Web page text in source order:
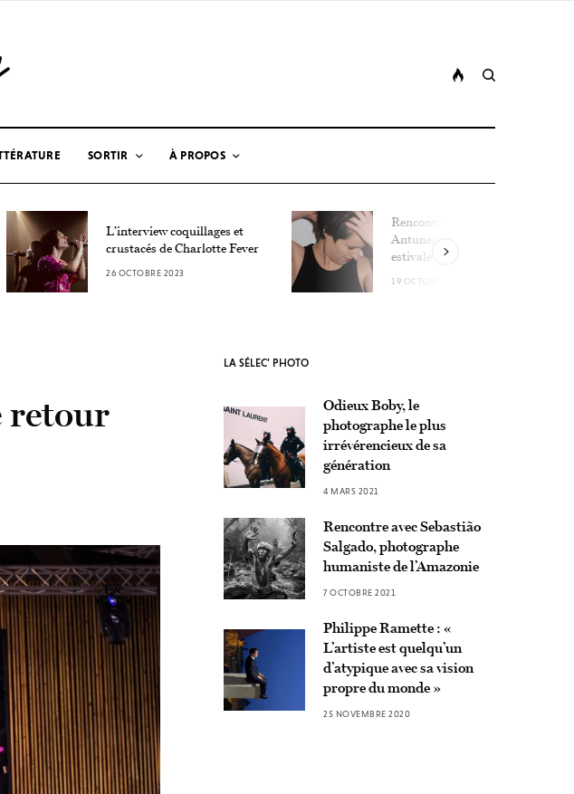
SORTIR À PROPOS
L’interview coquillages et
crustacés de Charlotte Fever
26 OCTOBRE 2023
Rencontre avec Lucie
Antunes, la détonation
estivale
19 OCTOBRE 2023
retour
LA SÉLEC’ PHOTO
Odieux Boby, le
photographe le plus
irrévérencieux de sa
génération
4 MARS 2021
Rencontre avec Sebastião
Salgado, photographe
humaniste de l’Amazonie
7 OCTOBRE 2021
Philippe Ramette : «
L’artiste est quelqu’un
d’atypique avec sa vision
propre du monde »
25 NOVEMBRE 2020